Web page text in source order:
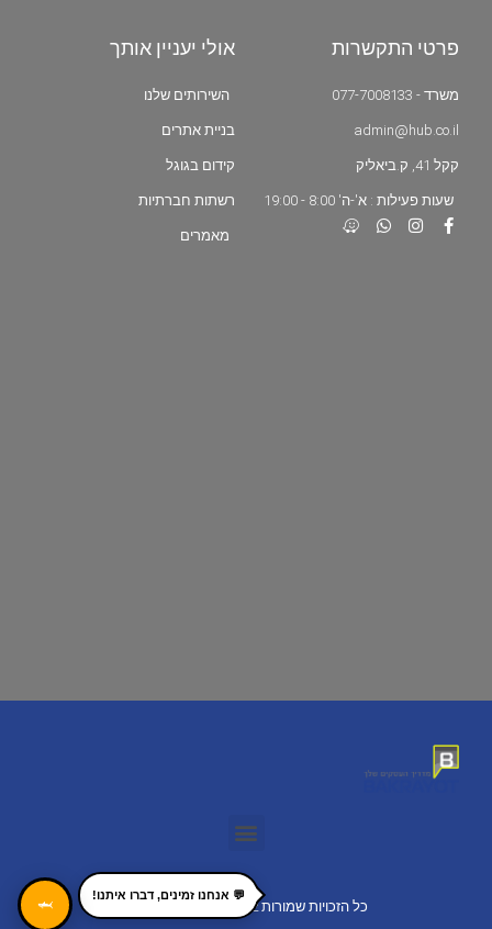
פרטי התקשרות
משרד - 077-7008133
admin@hub.co.il
קקל 41, ק.ביאליק
שעות פעילות : א'-ה' 8:00 - 19:00
אולי יעניין אותך
השירותים שלנו
בניית אתרים
קידום בגוגל
רשתות חברתיות
מאמרים
כל הזכויות שמורות 2022 bakrayot.co.il © 🦈
💬 אנחנו זמינים, דברו איתנו!